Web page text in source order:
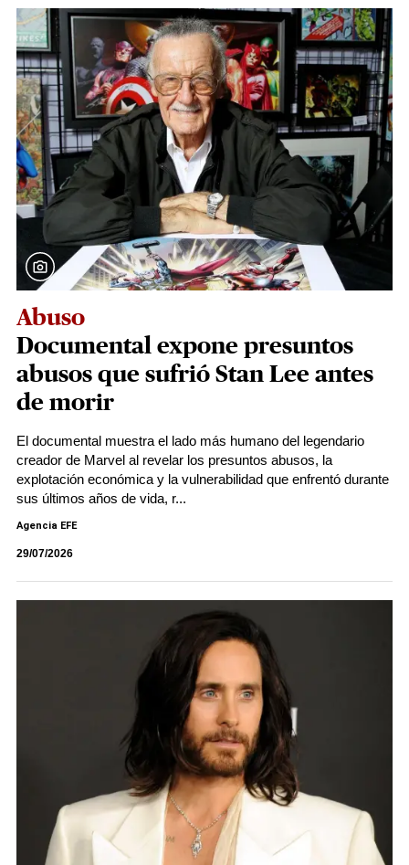
Abuso
Documental expone presuntos
abusos que sufrió Stan Lee antes
de morir
El documental muestra el lado más humano del legendario
creador de Marvel al revelar los presuntos abusos, la
explotación económica y la vulnerabilidad que enfrentó durante
sus últimos años de vida, r...
Agencia EFE
29/07/2026